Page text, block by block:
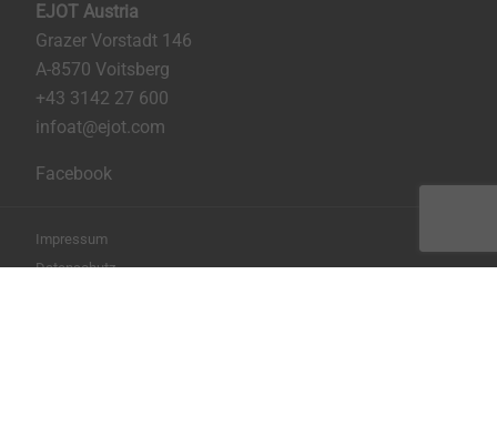
EJOT Austria
Grazer Vorstadt 146
A-8570 Voitsberg
+43 3142 27 600
infoat@ejot.com
Facebook
Impressum
Datenschutz